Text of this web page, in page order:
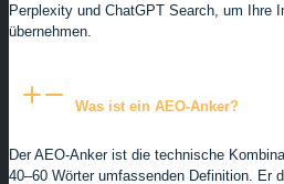
Perplexity und ChatGPT Search, um Ihre
übernehmen.
Was ist ein AEO-Anker?
Der AEO-Anker ist die technische
40–60 Wörter umfassenden Definition. Er